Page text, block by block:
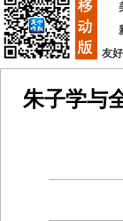
友
朱子学与